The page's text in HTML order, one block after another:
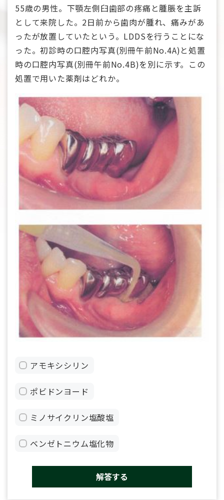
55歳の男性。下顎左側臼歯部の疼痛と腫脹を主訴
として来院した。2日前から歯肉が腫れ、痛みがあ
ったが放置していたという。LDDSを行うことにな
った。初診時の口腔内写真(別冊午前No.4A)と処置
時の口腔内写真(別冊午前No.4B)を別に示す。この
処置で用いた薬剤はどれか。
アモキシシリン
ポビドンヨード
ミノサイクリン塩酸塩
ベンゼトニウム塩化物
解答する